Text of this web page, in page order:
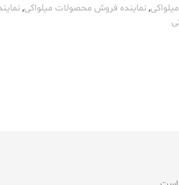
,نماینده فروش محصولات میلواکی,